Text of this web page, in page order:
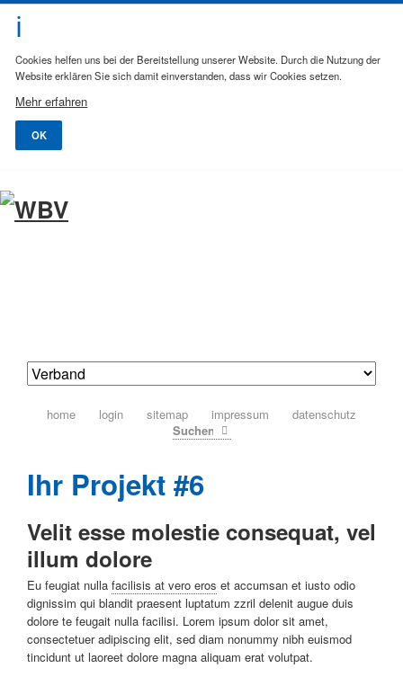
Cookies helfen uns bei der Bereitstellung unserer Website. Durch die Nutzung der
Website erklären Sie sich damit einverstanden, dass wir Cookies setzen.
Mehr erfahren
OK
navigation
home login sitemap impressum datenschutz
Ihr Projekt #6
Velit esse molestie consequat, vel
illum dolore
Eu feugiat nulla facilisis at vero eros et accumsan et iusto odio
dignissim qui blandit praesent luptatum zzril delenit augue duis
dolore te feugait nulla facilisi. Lorem ipsum dolor sit amet,
consectetuer adipiscing elit, sed diam nonummy nibh euismod
tincidunt ut laoreet dolore magna aliquam erat volutpat.